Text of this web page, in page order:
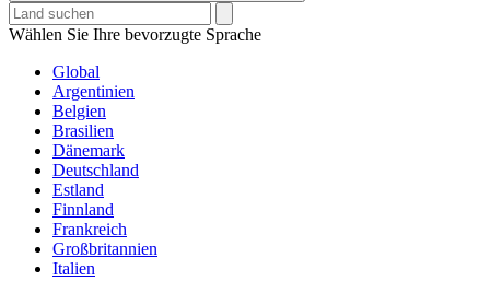
Wählen Sie Ihre bevorzugte Sprache
Global
Argentinien
Belgien
Brasilien
Dänemark
Deutschland
Estland
Finnland
Frankreich
Großbritannien
Italien